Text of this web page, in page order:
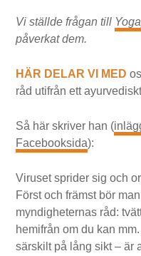
Vi ställde frågan till
påverkat dem.
HÄR DELAR VI MED
råd utifrån ett
Så här skriver han (
Facebooksida):
Viruset sprider sig och
Först och främst bör
myndigheternas råd:
hemifrån om du kan
särskilt på lång sikt – är